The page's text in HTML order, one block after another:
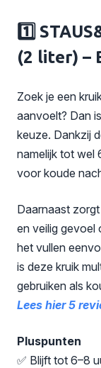
1️⃣
(2 liter) –
Zoek je een
aanvoelt? Dan
keuze. Dankzij
namelijk tot wel
voor koude
Daarnaast
en veilig gevoel
het vullen
is deze kruik
gebruiken als
Lees hier 5
Pluspunten
✅ Blijft tot 6–8